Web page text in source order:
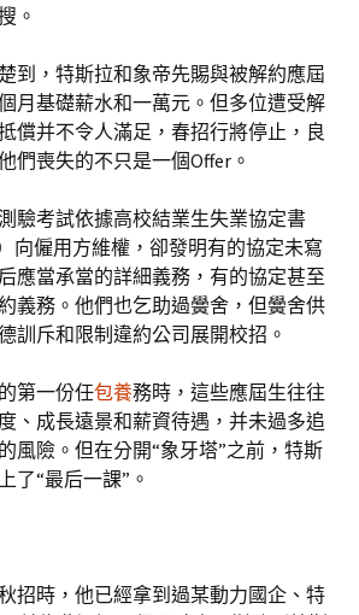
。
到，特斯拉和象帝先賜與被解約應屆
月基礎薪水和一萬元。但多位遭受解
償并不令人滿足，春招行將停止，良
們喪失的不只是一個Offer。
驗考試依據高校結業生失業協定書
向僱用方維權，卻發明有的協定未寫
應當承當的詳細義務，有的協定甚至
義務。他們也乞助過黌舍，但黌舍供
訓斥和限制違約公司展開校招。
第一份任包養務時，這些應屆生往往
、成長遠景和薪資待遇，并未過多追
風險。但在分開“象牙塔”之前，特斯
了“最后一課”。
招時，他已經拿到過某動力國企、特